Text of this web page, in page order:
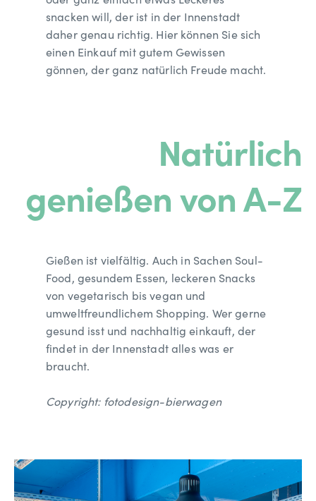
snacken will, der ist in der Innenstadt
daher genau richtig. Hier können Sie sich
einen Einkauf mit gutem Gewissen
gönnen, der ganz natürlich Freude macht.
Natürlich
genießen von A-Z
Gießen ist vielfältig. Auch in Sachen Soul-
Food, gesundem Essen, leckeren Snacks
von vegetarisch bis vegan und
umweltfreundlichem Shopping. Wer gerne
gesund isst und nachhaltig einkauft, der
findet in der Innenstadt alles was er
braucht.
Copyright: fotodesign-bierwagen